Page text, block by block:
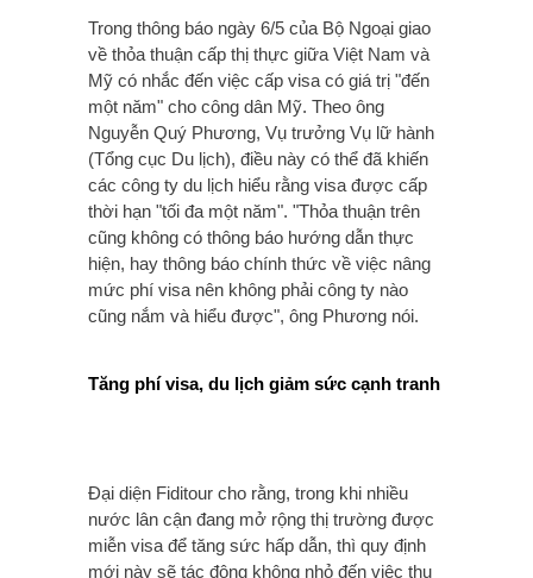
Trong thông báo ngày 6/5 của Bộ Ngoại giao
về thỏa thuận cấp thị thực giữa Việt Nam và
Mỹ có nhắc đến việc cấp visa có giá trị "đến
một năm" cho công dân Mỹ. Theo ông
Nguyễn Quý Phương, Vụ trưởng Vụ lữ hành
(Tổng cục Du lịch), điều này có thể đã khiến
các công ty du lịch hiểu rằng visa được cấp
thời hạn "tối đa một năm". "Thỏa thuận trên
cũng không có thông báo hướng dẫn thực
hiện, hay thông báo chính thức về việc nâng
mức phí visa nên không phải công ty nào
cũng nắm và hiểu được", ông Phương nói.
Tăng phí visa, du lịch giảm sức cạnh tranh
Đại diện Fiditour cho rằng, trong khi nhiều
nước lân cận đang mở rộng thị trường được
miễn visa để tăng sức hấp dẫn, thì quy định
mới này sẽ tác động không nhỏ đến việc thu